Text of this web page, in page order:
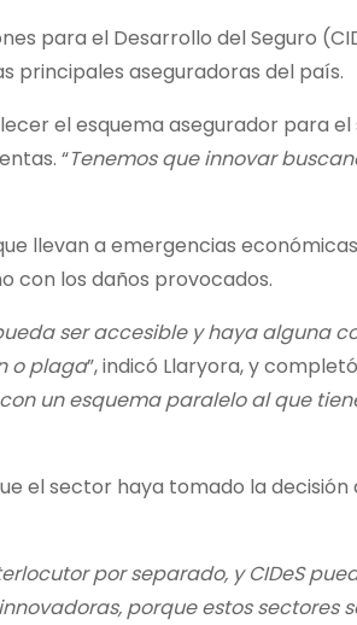
para el Desarrollo del Seguro
principales aseguradoras del país.
el esquema asegurador para
“Tenemos que innovar
llevan a emergencias
con los daños provocados.
ser accesible y haya alguna
o plaga”, indicó Llaryora, y
un esquema paralelo al que
el sector haya tomado la
por separado, y CIDeS
porque estos sectores